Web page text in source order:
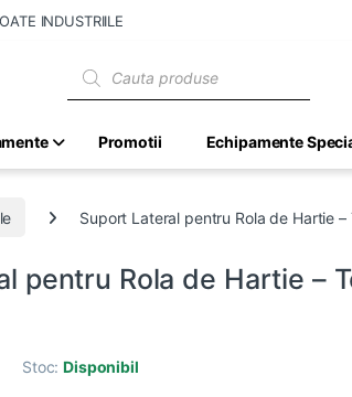
INDUSTRIILE
Promotii Echipamente
Suport Lateral pentru Rola de Hartie –
pentru Rola de Hartie –
Stoc: Disponibil